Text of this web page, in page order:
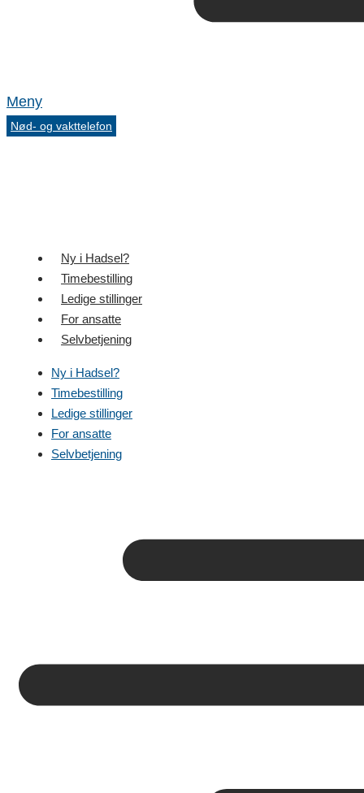
Meny
Nød- og vakttelefon
Ny i Hadsel?
Timebestilling
Ledige stillinger
For ansatte
Selvbetjening
Ny i Hadsel?
Timebestilling
Ledige stillinger
For ansatte
Selvbetjening